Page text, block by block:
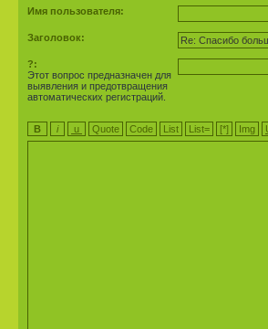
Имя пользователя:
Заголовок:
?:
Этот вопрос предназначен для
выявления и предотвращения
автоматических регистраций.